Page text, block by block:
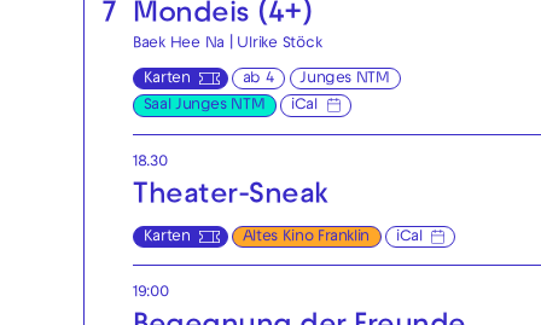
7 Mondeis (4+)
Baek Hee Na | Ulrike Stöck
Karten ab 4
Junges NTM
Saal Junges NTM
iCal
18.30
Theater-Sneak
Karten Altes Kino Franklin iCal
19:00